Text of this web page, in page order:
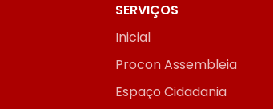
SERVIÇOS
Inicial
Procon Assembleia
Espaço Cidadania